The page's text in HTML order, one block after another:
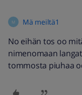
M Mä meiltä1
No eihän tos oo
nimenomaan
tommosta piuhaa